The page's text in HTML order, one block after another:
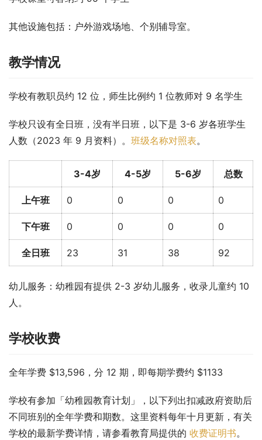
其他设施包括：户外游戏场地、个别辅导室。
教学情况
学校有教职员约 12 位，师生比例约 1 位教师对 9 名学生
学校只设有全日班，没有半日班，以下是 3-6 岁各班学生
人数（2023 年 9 月资料）。 班级名称对照表。
3-4岁 4-5岁 5-6岁 总数
上午班 0 0 0 0
下午班 0 0 0 0
全日班 23 31 38 92
幼儿服务：幼稚园有提供 2-3 岁幼儿服务，收录儿童约 10
人。
学校收费
全年学费 $13,596，分 12 期，即每期学费约 $1133
学校有参加「幼稚园教育计划」，以下列出扣减政府资助后
不同班别的全年学费和期数。这里资料每年十月更新，有关
学校的最新学费详情，请参看教育局提供的 收费证明书。